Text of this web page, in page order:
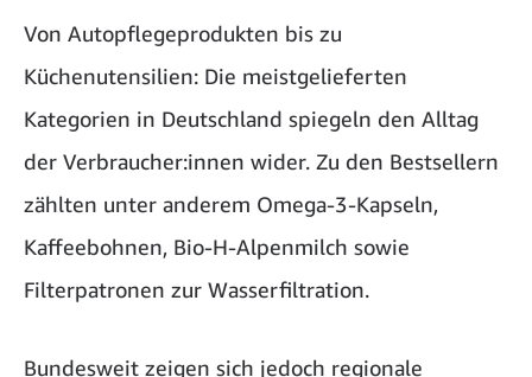
Von Autopflegeprodukten bis zu
Küchenutensilien: Die meistgelieferten
Kategorien in Deutschland spiegeln den Alltag
der Verbraucher:innen wider. Zu den Bestsellern
zählten unter anderem Omega-3-Kapseln,
Kaffeebohnen, Bio-H-Alpenmilch sowie
Filterpatronen zur Wasserfiltration.
Bundesweit zeigen sich jedoch regionale